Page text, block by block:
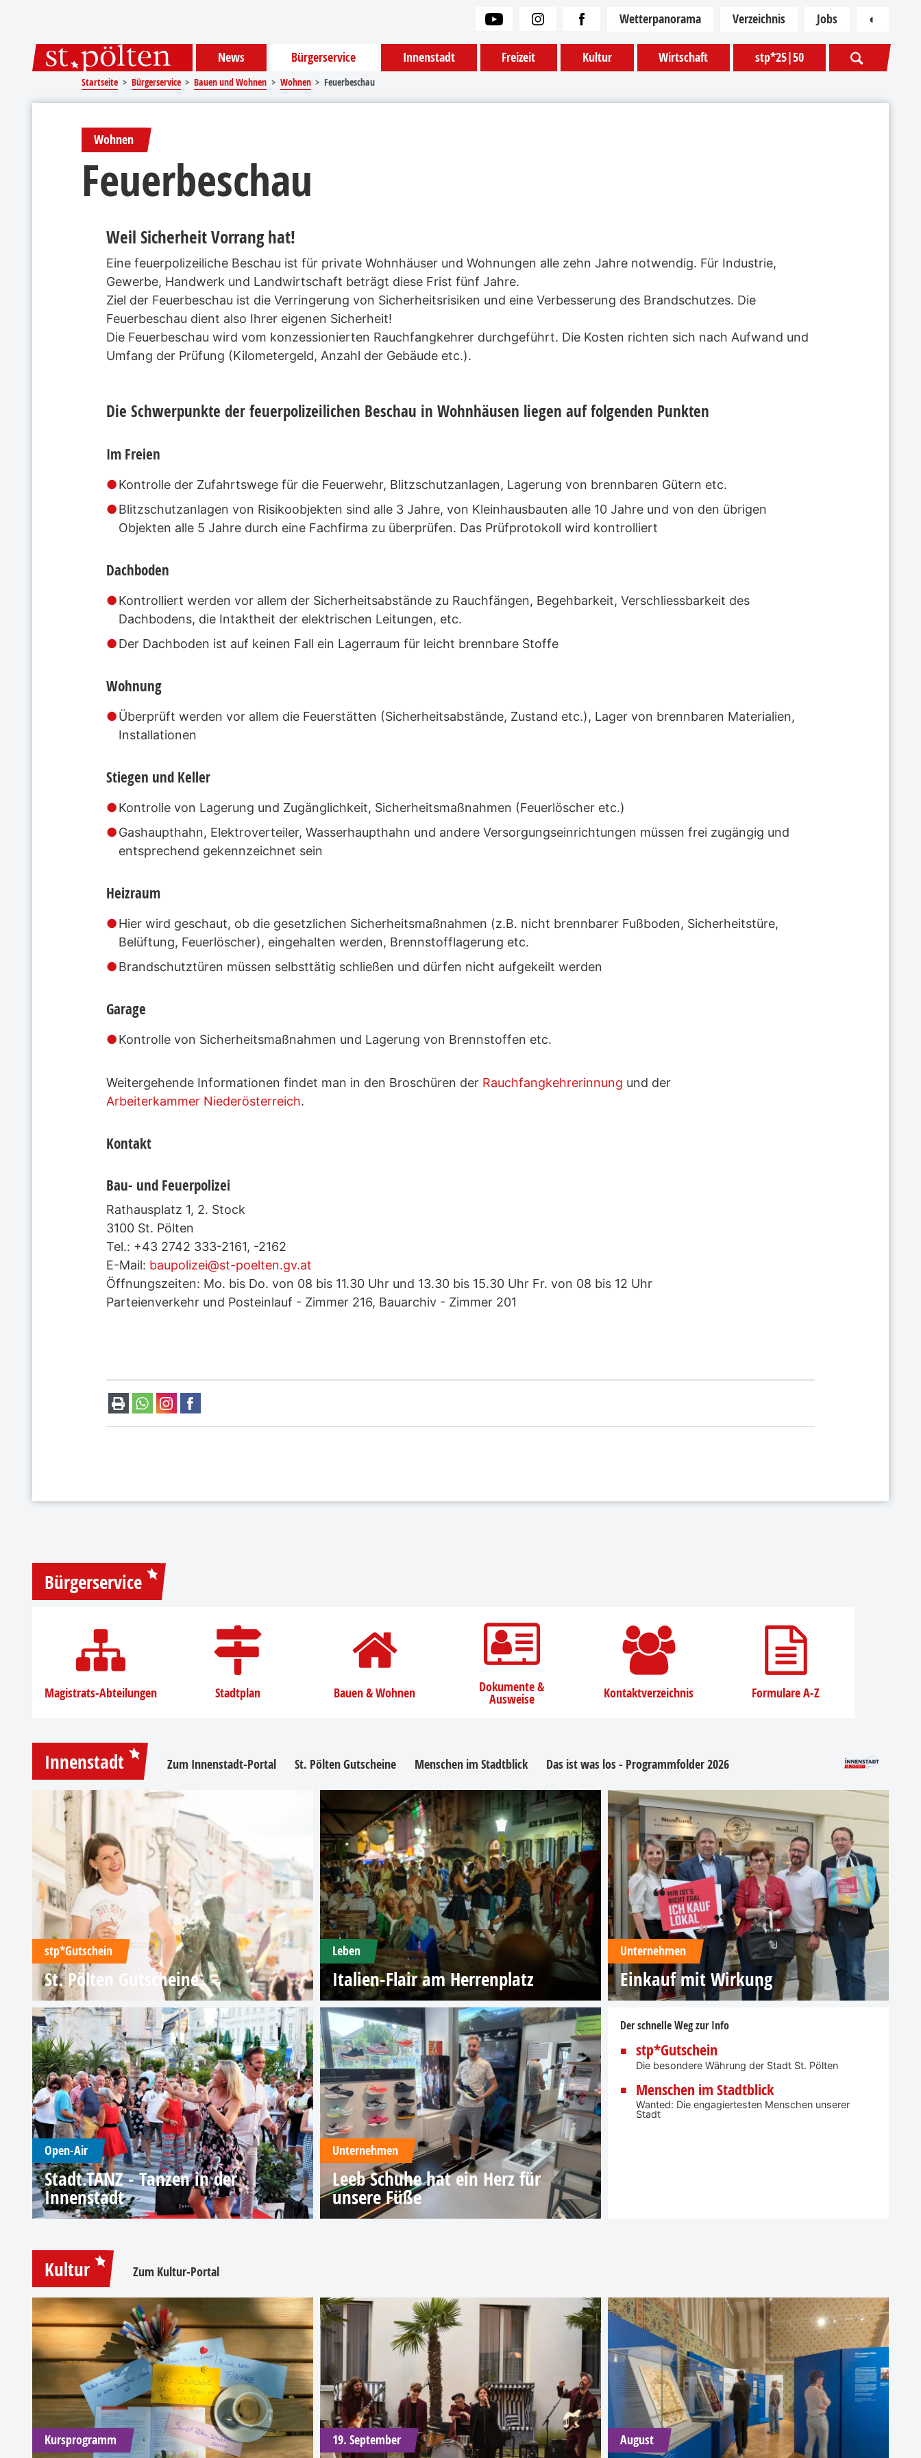
News Bürgerservice Innenstadt Freizeit Kultur Wirtschaft stp*25|50
Wetterpanorama Verzeichnis Jobs ◐
Startseite Bürgerservice Bauen und Wohnen Wohnen Feuerbeschau
Wohnen
Feuerbeschau
Weil Sicherheit Vorrang hat!
Eine feuerpolizeiliche Beschau ist für private Wohnhäuser und Wohnungen alle zehn Jahre notwendig. Für Industrie,
Gewerbe, Handwerk und Landwirtschaft beträgt diese Frist fünf Jahre.
Ziel der Feuerbeschau ist die Verringerung von Sicherheitsrisiken und eine Verbesserung des Brandschutzes. Die
Feuerbeschau dient also Ihrer eigenen Sicherheit!
Die Feuerbeschau wird vom konzessionierten Rauchfangkehrer durchgeführt. Die Kosten richten sich nach Aufwand und
Umfang der Prüfung (Kilometergeld, Anzahl der Gebäude etc.).
Die Schwerpunkte der feuerpolizeilichen Beschau in Wohnhäusen liegen auf folgenden Punkten
Im Freien
Kontrolle der Zufahrtswege für die Feuerwehr, Blitzschutzanlagen, Lagerung von brennbaren Gütern etc.
Blitzschutzanlagen von Risikoobjekten sind alle 3 Jahre, von Kleinhausbauten alle 10 Jahre und von den übrigen
Objekten alle 5 Jahre durch eine Fachfirma zu überprüfen. Das Prüfprotokoll wird kontrolliert
Dachboden
Kontrolliert werden vor allem der Sicherheitsabstände zu Rauchfängen, Begehbarkeit, Verschliessbarkeit des
Dachbodens, die Intaktheit der elektrischen Leitungen, etc.
Der Dachboden ist auf keinen Fall ein Lagerraum für leicht brennbare Stoffe
Wohnung
Überprüft werden vor allem die Feuerstätten (Sicherheitsabstände, Zustand etc.), Lager von brennbaren Materialien,
Installationen
Stiegen und Keller
Kontrolle von Lagerung und Zugänglichkeit, Sicherheitsmaßnahmen (Feuerlöscher etc.)
Gashaupthahn, Elektroverteiler, Wasserhaupthahn und andere Versorgungseinrichtungen müssen frei zugängig und
entsprechend gekennzeichnet sein
Heizraum
Hier wird geschaut, ob die gesetzlichen Sicherheitsmaßnahmen (z.B. nicht brennbarer Fußboden, Sicherheitstüre,
Belüftung, Feuerlöscher), eingehalten werden, Brennstofflagerung etc.
Brandschutztüren müssen selbsttätig schließen und dürfen nicht aufgekeilt werden
Garage
Kontrolle von Sicherheitsmaßnahmen und Lagerung von Brennstoffen etc.
Weitergehende Informationen findet man in den Broschüren der Rauchfangkehrerinnung und der
Arbeiterkammer Niederösterreich.
Kontakt
Bau- und Feuerpolizei
Rathausplatz 1, 2. Stock
3100 St. Pölten
Tel.: +43 2742 333-2161, -2162
E-Mail: baupolizei@st-poelten.gv.at
Öffnungszeiten: Mo. bis Do. von 08 bis 11.30 Uhr und 13.30 bis 15.30 Uhr Fr. von 08 bis 12 Uhr
Parteienverkehr und Posteinlauf - Zimmer 216, Bauarchiv - Zimmer 201
Bürgerservice
Magistrats-Abteilungen Stadtplan Bauen & Wohnen Dokumente &
Ausweise Kontaktverzeichnis Formulare A-Z
Innenstadt Zum Innenstadt-Portal St. Pölten Gutscheine Menschen im Stadtblick Das ist was los - Programmfolder 2026
stp*Gutschein
St. Pölten Gutscheine
Leben
Italien-Flair am Herrenplatz
Unternehmen
Einkauf mit Wirkung
Open-Air
Stadt.TANZ - Tanzen in der
Innenstadt
Unternehmen
Leeb Schuhe hat ein Herz für
unsere Füße
Der schnelle Weg zur Info
stp*Gutschein
Die besondere Währung der Stadt St. Pölten
Menschen im Stadtblick
Wanted: Die engagiertesten Menschen unserer
Stadt
Kultur Zum Kultur-Portal
Kursprogramm 19. September August